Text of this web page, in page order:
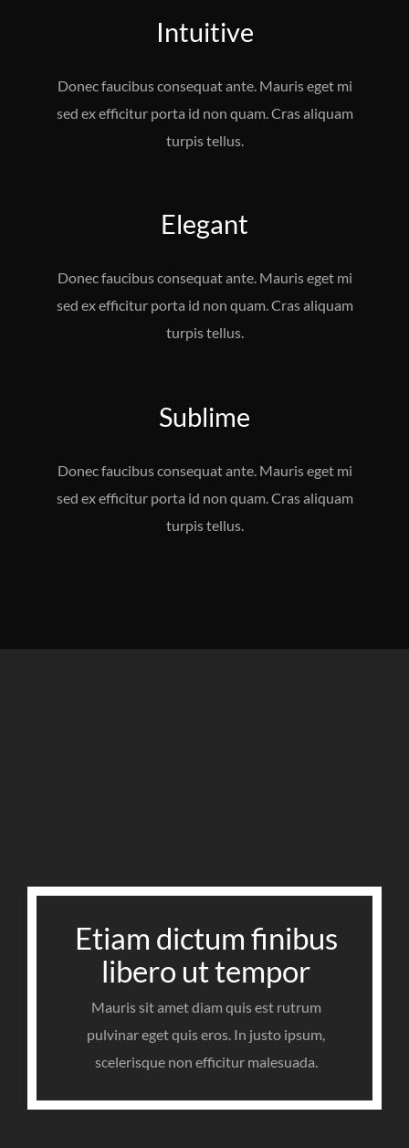
Intuitive
Donec faucibus consequat ante. Mauris eget mi
sed ex efficitur porta id non quam. Cras aliquam
turpis tellus.
Elegant
Donec faucibus consequat ante. Mauris eget mi
sed ex efficitur porta id non quam. Cras aliquam
turpis tellus.
Sublime
Donec faucibus consequat ante. Mauris eget mi
sed ex efficitur porta id non quam. Cras aliquam
turpis tellus.
Etiam dictum finibus
libero ut tempor
Mauris sit amet diam quis est rutrum
pulvinar eget quis eros. In justo ipsum,
scelerisque non efficitur malesuada.